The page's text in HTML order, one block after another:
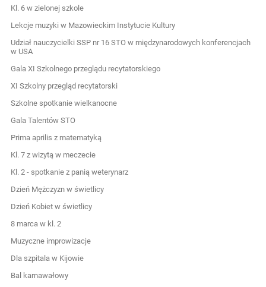
Kl. 6 w zielonej szkole
Lekcje muzyki w Mazowieckim Instytucie Kultury
Udział nauczycielki SSP nr 16 STO w międzynarodowych konferencjach
w USA
Gala XI Szkolnego przeglądu recytatorskiego
XI Szkolny przegląd recytatorski
Szkolne spotkanie wielkanocne
Gala Talentów STO
Prima aprilis z matematyką
Kl. 7 z wizytą w meczecie
Kl. 2 - spotkanie z panią weterynarz
Dzień Mężczyzn w świetlicy
Dzień Kobiet w świetlicy
8 marca w kl. 2
Muzyczne improwizacje
Dla szpitala w Kijowie
Bal karnawałowy